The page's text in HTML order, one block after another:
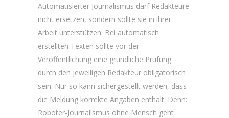
Automatisierter Journalismus darf Redakteure
nicht ersetzen, sondern sollte sie in ihrer
Arbeit unterstützen. Bei automatisch
erstellten Texten sollte vor der
Veröffentlichung eine gründliche Prüfung
durch den jeweiligen Redakteur obligatorisch
sein. Nur so kann sichergestellt werden, dass
die Meldung korrekte Angaben enthält. Denn:
Roboter-Journalismus ohne Mensch geht